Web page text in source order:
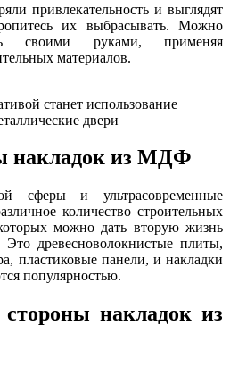
привлекательность и выглядят
их выбрасывать. Можно
своими руками, применяя
материалов.
станет использование
двери
накладок из МДФ
сферы и ультрасовременные
количество строительных
можно дать вторую жизнь
древесноволокнистые плиты,
пластиковые панели, и накладки
популярностью.
накладок из